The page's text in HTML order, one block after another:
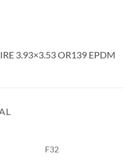
3.93×3.53 OR139 EPDM
F32